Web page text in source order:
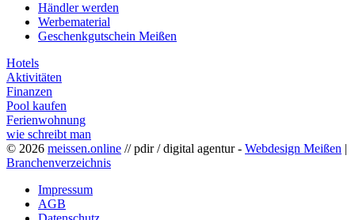
Händler werden
Werbematerial
Geschenkgutschein Meißen
Hotels
Aktivitäten
Finanzen
Pool kaufen
Ferienwohnung
wie schreibt man
© 2026 meissen.online // pdir / digital agentur - Webdesign Meißen |
Branchenverzeichnis
Impressum
AGB